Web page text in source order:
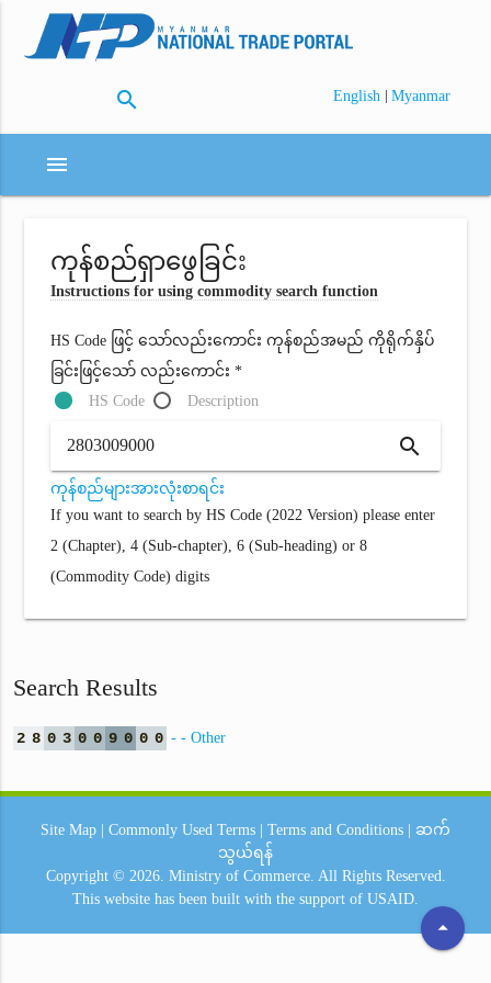
search English | Myanmar
menu
ကုန်စည်ရှာဖွေခြင်း
Instructions for using commodity search function
HS Code ဖြင့် သော်လည်းကောင်း ကုန်စည်အမည် ကိုရိုက်နှိပ်
ခြင်းဖြင့်သော် လည်းကောင်း *
HS Code
Description
search
ကုန်စည်များအားလုံးစာရင်း
If you want to search by HS Code (2022 Version) please enter
2 (Chapter), 4 (Sub-chapter), 6 (Sub-heading) or 8
(Commodity Code) digits
Search Results
2 8 0 3 0 0 9 0 0 0 - - Other
arrow_drop_up
Site Map Commonly Used Terms Terms and Conditions
ဆက်
သွယ်ရန်
Copyright © 2026. Ministry of Commerce. All Rights Reserved.
This website has been built with the support of USAID.